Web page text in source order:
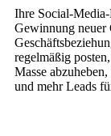
Ihre Social-
Gewinnung neuer
regelmäßig
Masse
und mehr Leads